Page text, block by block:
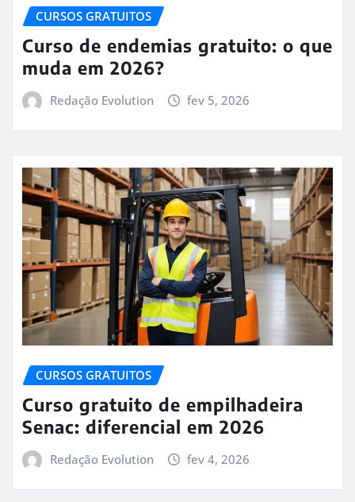
CURSOS GRATUITOS
Curso de endemias gratuito: o que
muda em 2026?
Redação Evolution fev 5, 2026
CURSOS GRATUITOS
Curso gratuito de empilhadeira
Senac: diferencial em 2026
Redação Evolution fev 4, 2026